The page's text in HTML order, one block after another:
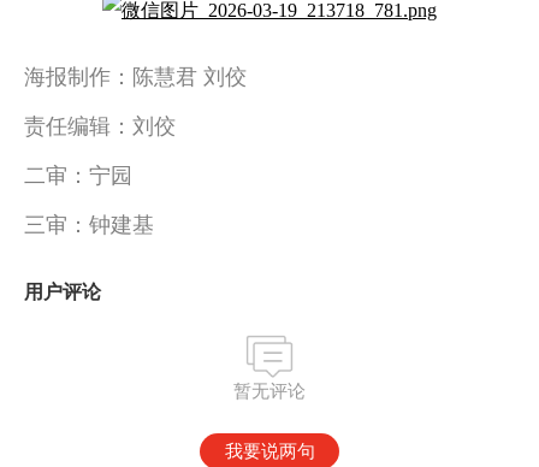
海报制作：陈慧君 刘佼
责任编辑：刘佼
二审：宁园
三审：钟建基
用户评论
暂无评论
我要说两句